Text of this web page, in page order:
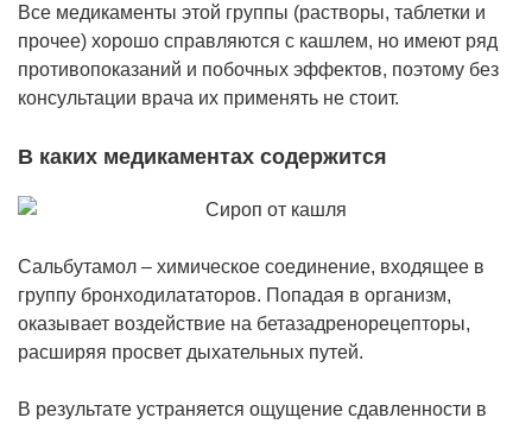
Все медикаменты этой группы (растворы, таблетки и
прочее) хорошо справляются с кашлем, но имеют ряд
противопоказаний и побочных эффектов, поэтому без
консультации врача их применять не стоит.
В каких медикаментах содержится
Сальбутамол – химическое соединение, входящее в
группу бронходилататоров. Попадая в организм,
оказывает воздействие на бетазадренорецепторы,
расширяя просвет дыхательных путей.
В результате устраняется ощущение сдавленности в